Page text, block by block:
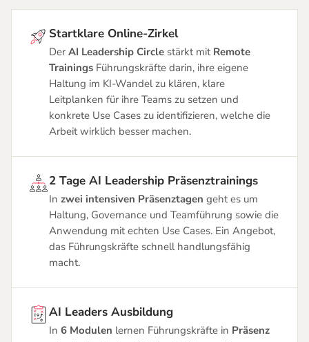
Startklare Online-Zirkel
Der AI Leadership Circle stärkt mit Remote
Trainings Führungskräfte darin, ihre eigene
Haltung im KI-Wandel zu klären, klare
Leitplanken für ihre Teams zu setzen und
konkrete Use Cases zu identifizieren, welche die
Arbeit wirklich besser machen.
2 Tage AI Leadership Präsenztrainings
In zwei intensiven Präsenztagen geht es um
Haltung, Governance und Teamführung sowie die
Anwendung mit echten Use Cases. Ein Angebot,
das Führungskräfte schnell handlungsfähig
macht.
AI Leaders Ausbildung
In 6 Modulen lernen Führungskräfte in Präsenz